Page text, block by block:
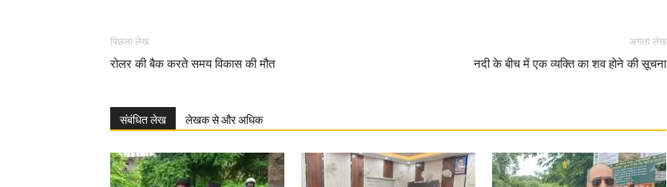
पिछला लेख
रोलर की बैक करते समय विकास की मौत
अगला लेख
नदी के बीच में एक व्यक्ति का शव होने की सूचना
संबंधित लेख लेखक से और अधिक